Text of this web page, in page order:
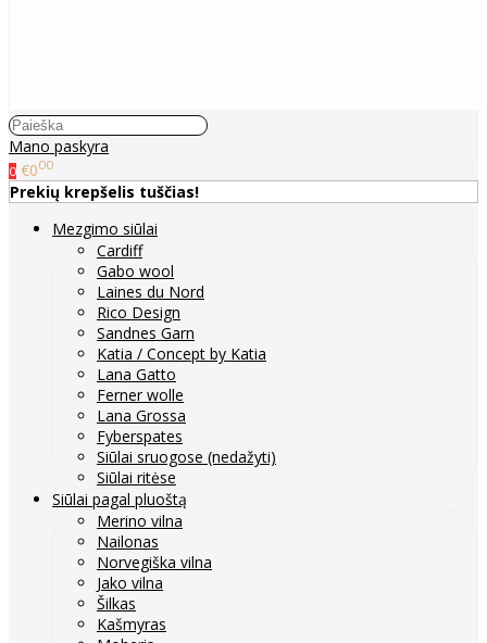
Mano paskyra
0 €000
Prekių krepšelis tuščias!
Mezgimo siūlai
Cardiff
Gabo wool
Laines du Nord
Rico Design
Sandnes Garn
Katia / Concept by Katia
Lana Gatto
Ferner wolle
Lana Grossa
Fyberspates
Siūlai sruogose (nedažyti)
Siūlai ritėse
Siūlai pagal pluoštą
Merino vilna
Nailonas
Norvegiška vilna
Jako vilna
Šilkas
Kašmyras